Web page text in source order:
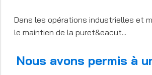
Dans les opérations industrielles et
le maintien de la puret&eacut...
Nous avons permis à